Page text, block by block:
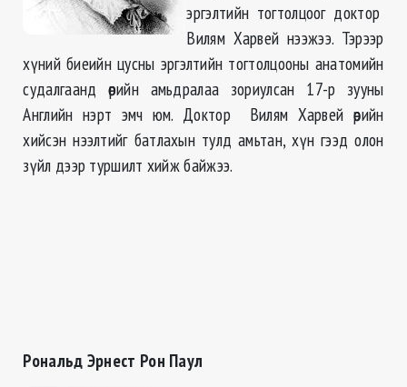
эргэлтийн тогтолцоог доктор
Вилям Харвей нээжээ. Тэрээр
хүний биеийн цусны эргэлтийн тогтолцооны анатомийн
судалгаанд өөрийн амьдралаа зориулсан 17-р зууны
Английн нэрт эмч юм. Доктор Вилям Харвей өөрийн
хийсэн нээлтийг батлахын тулд амьтан, хүн гээд олон
зүйл дээр туршилт хийж байжээ.
Рональд Эрнест Рон Паул